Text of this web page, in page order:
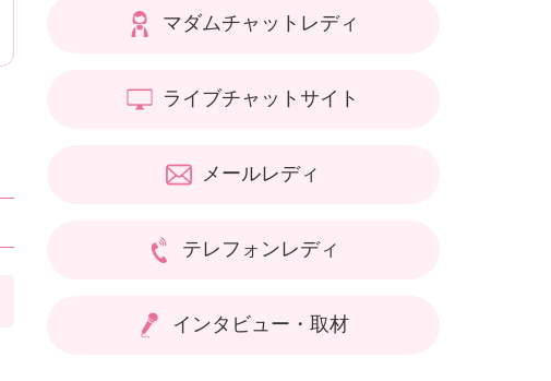
マダムチャットレディ
ライブチャットサイト
メールレディ
テレフォンレディ
インタビュー・取材